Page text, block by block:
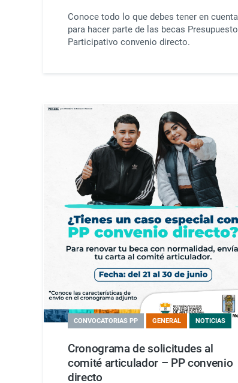
Conoce todo lo que debes tener en cuenta
para hacer parte de las becas Presupuesto
Participativo convenio directo.
CONVOCATORIAS PP GENERAL NOTICIAS
Cronograma de solicitudes al
comité articulador – PP convenio
directo